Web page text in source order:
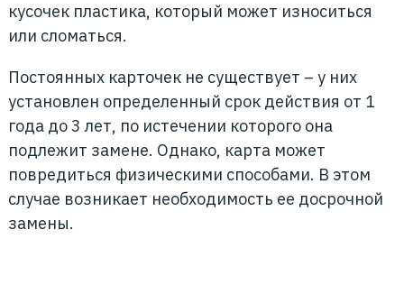
кусочек пластика, который может износиться
или сломаться.
Постоянных карточек не существует – у них
установлен определенный срок действия от 1
года до 3 лет, по истечении которого она
подлежит замене. Однако, карта может
повредиться физическими способами. В этом
случае возникает необходимость ее досрочной
замены.